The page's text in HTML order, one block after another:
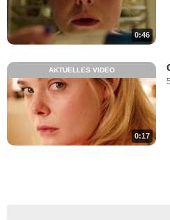
0:46
0:17
AKTUELLES VIDEO